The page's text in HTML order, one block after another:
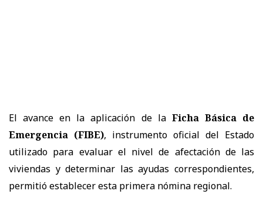
El avance en la aplicación de la Ficha Básica de
Emergencia (FIBE), instrumento oficial del Estado
utilizado para evaluar el nivel de afectación de las
viviendas y determinar las ayudas correspondientes,
permitió establecer esta primera nómina regional.